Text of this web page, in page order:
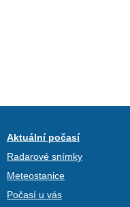
Aktuální počasí
Radarové snímky
Meteostanice
Počasí u vás